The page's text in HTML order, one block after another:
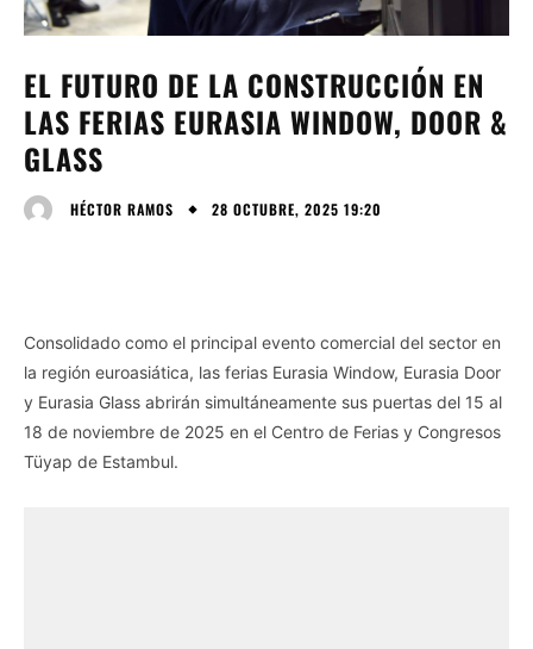
EL FUTURO DE LA CONSTRUCCIÓN EN
LAS FERIAS EURASIA WINDOW, DOOR &
GLASS
HÉCTOR RAMOS 28 OCTUBRE, 2025 19:20
Consolidado como el principal evento comercial del sector en
la región euroasiática, las ferias Eurasia Window, Eurasia Door
y Eurasia Glass abrirán simultáneamente sus puertas del 15 al
18 de noviembre de 2025 en el Centro de Ferias y Congresos
Tüyap de Estambul.